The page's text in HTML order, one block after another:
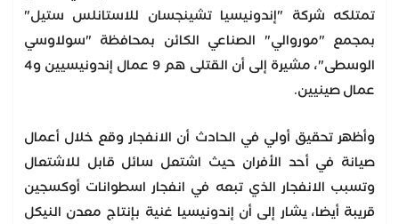
تمتلكه شركة "إندونيسيا تشينجسان للاستانلس ستيل"
بمجمع "موروالي" الصناعي الكائن بمحافظة "سولاوسي
الوسطى"، مشيرة إلى أن القتلى هم 9 عمال إندونيسيين و4
عمال صينيين.
وأظهر تحقيق أولي في الحادث أن الانفجار وقع خلال أعمال
صيانة في أحد الأفران حيث اشتعل سائل قابل للاشتعال
وتسبب الانفجار الذي تبعه في انفجار اسطوانات أوكسجين
قريبة أيضا، يشار إلى أن إندونيسيا غنية بإنتاج معدن النيكل